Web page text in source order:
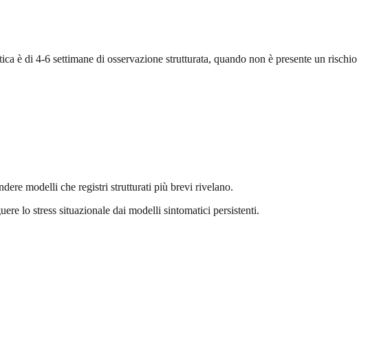
è di 4-6 settimane di osservazione strutturata, quando non è presente un rischio
modelli che registri strutturati più brevi rivelano.
lo stress situazionale dai modelli sintomatici persistenti.